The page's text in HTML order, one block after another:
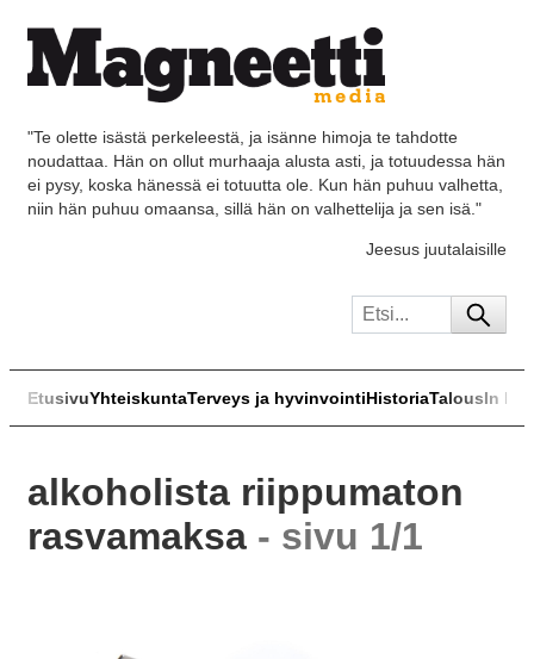
"Te olette isästä perkeleestä, ja isänne himoja te tahdotte
noudattaa. Hän on ollut murhaaja alusta asti, ja totuudessa hän
ei pysy, koska hänessä ei totuutta ole. Kun hän puhuu valhetta,
niin hän puhuu omaansa, sillä hän on valhettelija ja sen isä."
Jeesus juutalaisille
EtusivuYhteiskuntaTerveys ja hyvinvointiHistoriaTalousIn
alkoholista riippumaton
rasvamaksa - sivu 1/1